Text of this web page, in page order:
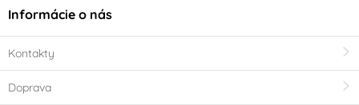
Informácie o nás
Kontakty
Doprava